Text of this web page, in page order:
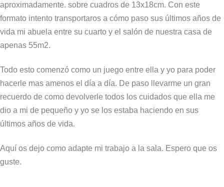
aproximadamente. sobre cuadros de 13x18cm. Con este
formato intento transportaros a cómo paso sus últimos años de
vida mi abuela entre su cuarto y el salón de nuestra casa de
apenas 55m2.
Todo esto comenzó como un juego entre ella y yo para poder
hacerle mas amenos el día a día. De paso llevarme un gran
recuerdo de como devolverle todos los cuidados que ella me
dio a mi de pequeño y yo se los estaba haciendo en sus
últimos años de vida.
Aquí os dejo como adapte mi trabajo a la sala. Espero que os
guste.